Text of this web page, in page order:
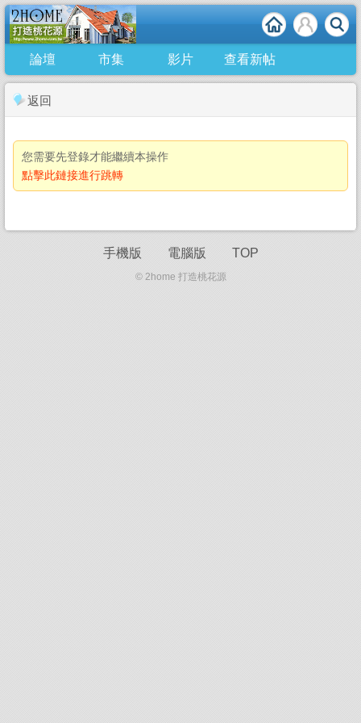
論壇 市集 影片 查看新帖
返回
您需要先登錄才能繼續本操作
點擊此鏈接進行跳轉
手機版 電腦版 TOP
© 2home 打造桃花源